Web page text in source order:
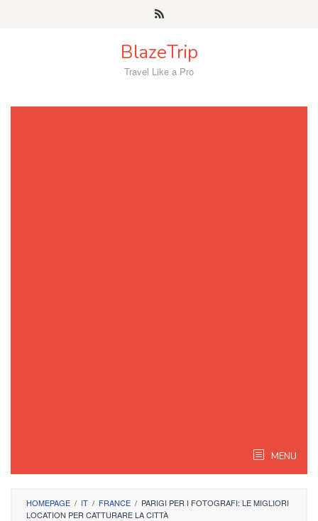
BlazeTrip
Travel Like a Pro
MENU
HOMEPAGE / IT / FRANCE / PARIGI PER I FOTOGRAFI: LE MIGLIORI
LOCATION PER CATTURARE LA CITTÀ